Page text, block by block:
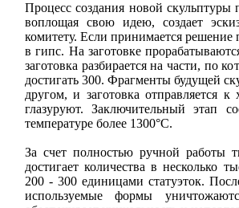
Процесс создания новой скульптуры
воплощая свою идею, создает
комитету. Если принимается решение
в гипс. На заготовке
заготовка разбирается на части, по
достигать 300. Фрагменты будущей
другом, и заготовка отправляется
глазуруют. Заключительный этап
температуре более 1300°С.
За счет полностью ручной работы
достигает количества в несколько
200 - 300 единицами статуэток.
используемые формы